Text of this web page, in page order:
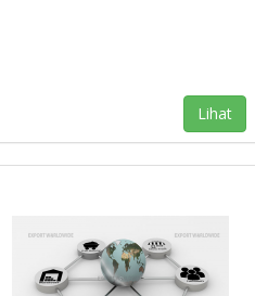
Lihat